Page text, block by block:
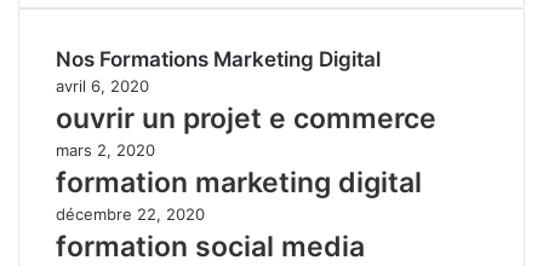
Nos Formations Marketing Digital
avril 6, 2020
ouvrir un projet e commerce
mars 2, 2020
formation marketing digital
décembre 22, 2020
formation social media